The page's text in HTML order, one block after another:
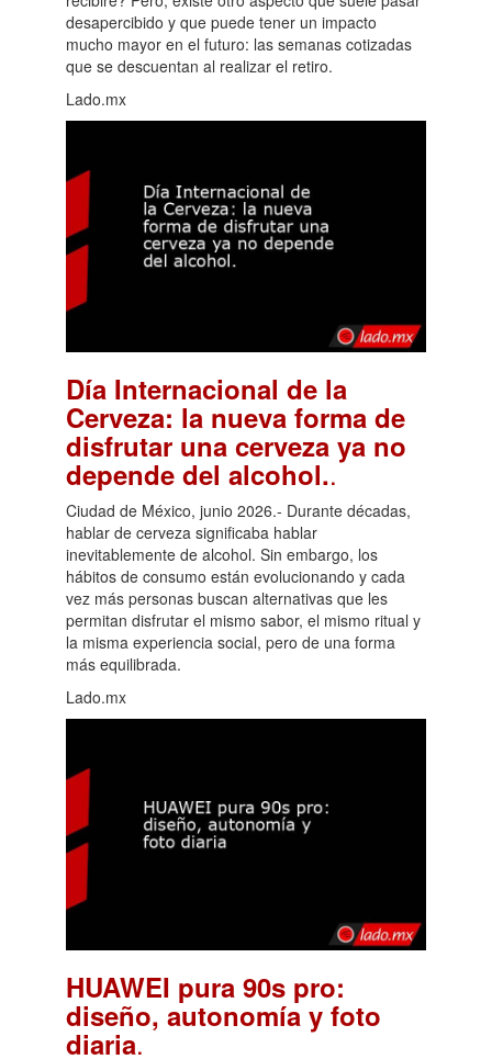
desapercibido y que puede tener un impacto
mucho mayor en el futuro: las semanas cotizadas
que se descuentan al realizar el retiro.
Lado.mx
Día Internacional de la
Cerveza: la nueva forma de
disfrutar una cerveza ya no
depende del alcohol..
Ciudad de México, junio 2026.- Durante décadas,
hablar de cerveza significaba hablar
inevitablemente de alcohol. Sin embargo, los
hábitos de consumo están evolucionando y cada
vez más personas buscan alternativas que les
permitan disfrutar el mismo sabor, el mismo ritual y
la misma experiencia social, pero de una forma
más equilibrada.
Lado.mx
HUAWEI pura 90s pro:
diseño, autonomía y foto
diaria.